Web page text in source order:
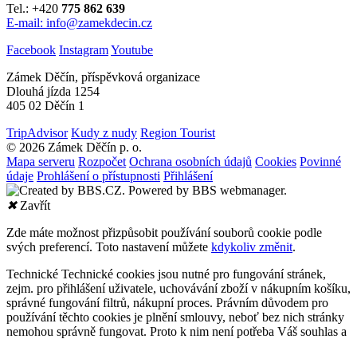
Tel.: +420 775 862 639
E-mail: info@zamekdecin.cz
Facebook InstagramYoutube
Zámek Děčín, příspěvková organizace
Dlouhá jízda 1254
405 02 Děčín 1
TripAdvisor Kudy z nudy Region Tourist
© 2026 Zámek Děčín p. o.
Mapa serveru Rozpočet Ochrana osobních údajů Cookies Povinné
údaje Prohlášení o přístupnosti Přihlášení
✖Zavřít
Zde máte možnost přizpůsobit používání souborů cookie podle
svých preferencí. Toto nastavení můžete kdykoliv změnit.
Technické Technické cookies jsou nutné pro fungování stránek,
zejm. pro přihlášení uživatele, uchovávání zboží v nákupním košíku,
správné fungování filtrů, nákupní proces. Právním důvodem pro
používání těchto cookies je plnění smlouvy, neboť bez nich stránky
nemohou správně fungovat. Proto k nim není potřeba Váš souhlas a